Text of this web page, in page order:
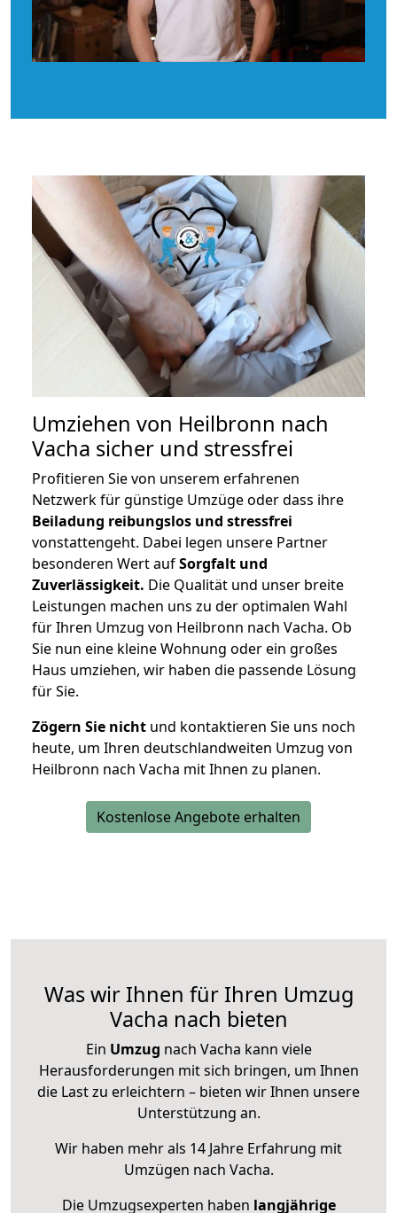
Umziehen von Heilbronn nach
Vacha sicher und stressfrei
Profitieren Sie von unserem erfahrenen
Netzwerk für günstige Umzüge oder dass ihre
Beiladung reibungslos und stressfrei
vonstattengeht. Dabei legen unsere Partner
besonderen Wert aufSorgfalt und
Zuverlässigkeit. Die Qualität und unser breite
Leistungen machen uns zu der optimalen Wahl
für Ihren Umzug von Heilbronn nach Vacha. Ob
Sie nun eine kleine Wohnung oder ein großes
Haus umziehen, wir haben die passende Lösung
für Sie.
Zögern Sie nicht und kontaktieren Sie uns noch
heute, um Ihren deutschlandweiten Umzug von
Heilbronn nach Vacha mit Ihnen zu planen.
Kostenlose Angebote erhalten
Was wir Ihnen für Ihren Umzug
Vacha nach bieten
Ein Umzug nach Vacha kann viele
Herausforderungen mit sich bringen, um Ihnen
die Last zu erleichtern – bieten wir Ihnen unsere
Unterstützung an.
Wir haben mehr als 14 Jahre Erfahrung mit
Umzügen nach Vacha.
Die Umzugsexperten haben langjährige